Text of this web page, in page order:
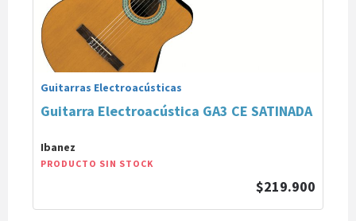
Guitarras Electroacústicas
Guitarra Electroacústica GA3 CE SATINADA
Ibanez
PRODUCTO SIN STOCK
$219.900